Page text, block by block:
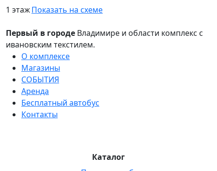
1 этажПоказать на схеме
Первый в городе Владимире и области комплекс с
ивановским текстилем.
О комплексе
Магазины
СОБЫТИЯ
Аренда
Бесплатный автобус
Контакты
Каталог